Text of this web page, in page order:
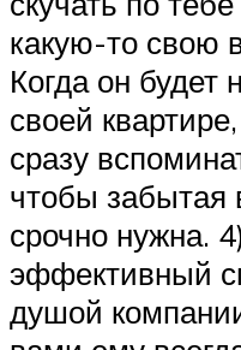
какую-то свою
Когда он будет
своей
сразу
чтобы
срочно нужна.
эффективный
душой